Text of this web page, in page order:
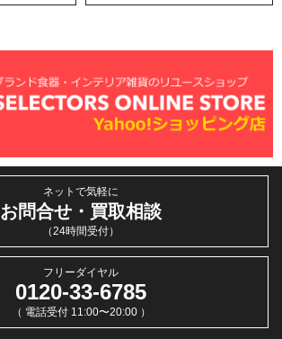
ネットで気軽に
お問合せ・買取相談
（24時間受付）
フリーダイヤル
0120-33-6785
（ 電話受付 11:00〜20:00 ）